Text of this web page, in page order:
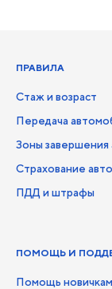
ПРАВИЛА
Стаж и возраст
Передача
Зоны завершения
Страхование
ПДД и штрафы
ПОМОЩЬ И
Помощь новичкам